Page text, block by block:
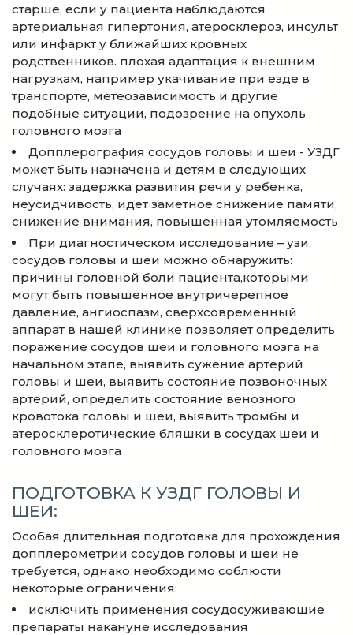
старше, если у пациента наблюдаются
артериальная гипертония, атеросклероз, инсульт
или инфаркт у ближайших кровных
родственников. плохая адаптация к внешним
нагрузкам, например укачивание при езде в
транспорте, метеозависимость и другие
подобные ситуации, подозрение на опухоль
головного мозга
Допплерография сосудов головы и шеи - УЗДГ
может быть назначена и детям в следующих
случаях: задержка развития речи у ребенка,
неусидчивость, идет заметное снижение памяти,
снижение внимания, повышенная утомляемость
При диагностическом исследование – узи
сосудов головы и шеи можно обнаружить:
причины головной боли пациента,которыми
могут быть повышенное внутричерепное
давление, ангиоспазм, сверхсовременный
аппарат в нашей клинике позволяет определить
поражение сосудов шеи и головного мозга на
начальном этапе, выявить сужение артерий
головы и шеи, выявить состояние позвоночных
артерий, определить состояние венозного
кровотока головы и шеи, выявить тромбы и
атеросклеротические бляшки в сосудах шеи и
головного мозга
ПОДГОТОВКА К УЗДГ ГОЛОВЫ И
ШЕИ:
Особая длительная подготовка для прохождения
допплерометрии сосудов головы и шеи не
требуется, однако необходимо соблюсти
некоторые ограничения:
исключить применения сосудосуживающие
препараты накануне исследования